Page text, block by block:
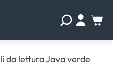
da lettura Java verde